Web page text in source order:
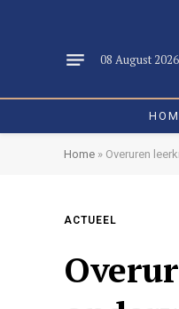
08 August 2026
Home » Overuren
ACTUEEL